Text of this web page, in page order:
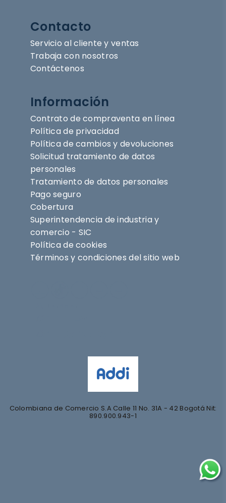
Contacto
Servicio al cliente y ventas
Trabaja con nosotros
Contáctenos
Información
Contrato de compraventa en línea
Política de privacidad
Política de cambios y devoluciones
Solicitud tratamiento de datos
personales
Tratamiento de datos personales
Pago seguro
Cobertura
Superintendencia de industria y
comercio - SIC
Política de cookies
Términos y condiciones del sitio web
Colombiana de Comercio S.A Calle 11 No. 31A - 42 Bogotá Nit:
890.900.943-1